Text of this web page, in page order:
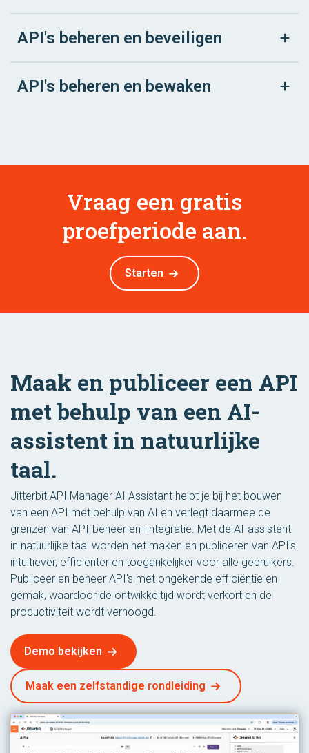
API's beheren en beveiligen
API's beheren en bewaken
Vraag een gratis
proefperiode aan.
Starten
Maak en publiceer een API
met behulp van een AI-
assistent in natuurlijke
taal.
Jitterbit API Manager AI Assistant helpt je bij het bouwen
van een API met behulp van AI en verlegt daarmee de
grenzen van API-beheer en -integratie. Met de AI-assistent
in natuurlijke taal worden het maken en publiceren van API's
intuïtiever, efficiënter en toegankelijker voor alle gebruikers.
Publiceer en beheer API's met ongekende efficiëntie en
gemak, waardoor de ontwikkeltijd wordt verkort en de
productiviteit wordt verhoogd.
Demo bekijken
Maak een zelfstandige rondleiding